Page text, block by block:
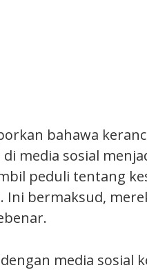
bahawa
media sosial
peduli tentang
Ini bermaksud,
media sosial